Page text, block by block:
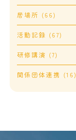
居場所 (66)
活動記録 (67)
研修講演 (7)
関係団体連携 (16)